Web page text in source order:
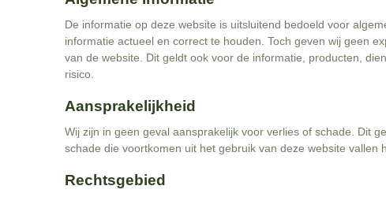
De informatie op deze website is uitsluitend bedoeld voor
informatie actueel en correct te houden. Toch geven wij geen
van de website. Dit geldt ook voor de informatie, producten,
risico.
Aansprakelijkheid
Wij zijn in geen geval aansprakelijk voor verlies of schade. Dit
schade die voortkomen uit het gebruik van deze website vallen
Rechtsgebied